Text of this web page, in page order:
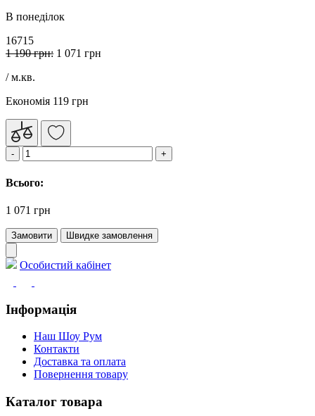
В понеділок
16715
1 190 грн: 1 071 грн
/ м.кв.
Економія 119 грн
Всього:
1 071 грн
Замовити Швидке замовлення
Особистий кабінет
Інформація
Наш Шоу Рум
Контакти
Доставка та оплата
Повернення товару
Каталог товара